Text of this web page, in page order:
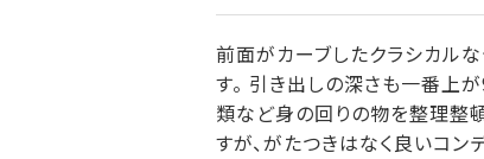
前面がカーブしたクラシカル
す。 引き出しの深さも一番上
類など身の回りの物を整理整
すが、がたつきはなく良いコンデ